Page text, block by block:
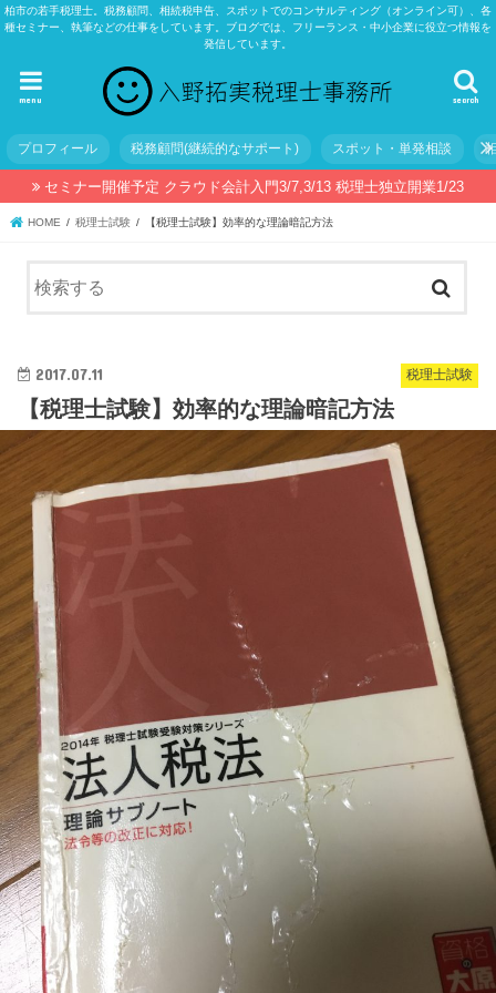
柏市の若手税理士。税務顧問、相続税申告、スポットでのコンサルティング（オンライン可）、各
種セミナー、執筆などの仕事をしています。ブログでは、フリーランス・中小企業に役立つ情報を
発信しています。
search
menu
プロフィール 税務顧問(継続的なサポート) スポット・単発相談
セミナー開催予定 クラウド会計入門3/7,3/13 税理士独立開業1/23
HOME 税理士試験 【税理士試験】効率的な理論暗記方法
税理士試験
2017.07.11
【税理士試験】効率的な理論暗記方法